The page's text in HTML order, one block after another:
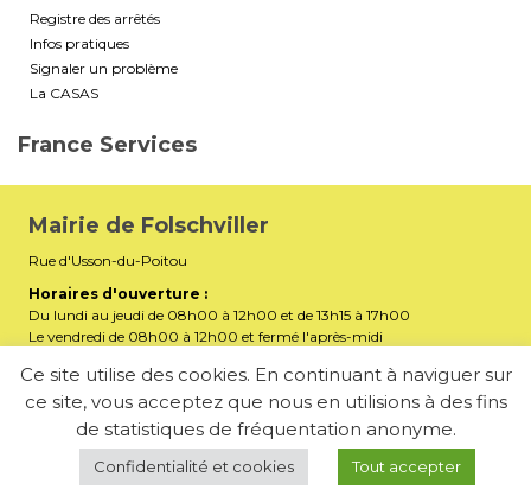
Registre des arrêtés
Infos pratiques
Signaler un problème
La CASAS
France Services
Mairie de Folschviller
Rue d'Usson-du-Poitou
Horaires d'ouverture :
Du lundi au jeudi de 08h00 à 12h00 et de 13h15 à 17h00
Le vendredi de 08h00 à 12h00 et fermé l'après-midi
Téléphone :03 87 29 32 90
E-mail : mairiefolschviller57730@gmail.com
Membre de la Communauté d’Agglomération Saint-Avold
Synergie
Ce site utilise des cookies. En continuant à naviguer sur
ce site, vous acceptez que nous en utilisions à des fins
de statistiques de fréquentation anonyme.
Confidentialité et cookies Tout accepter